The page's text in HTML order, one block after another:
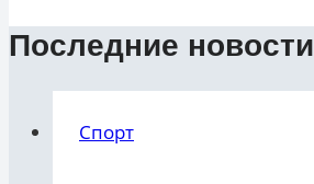
Последние новости
Спорт